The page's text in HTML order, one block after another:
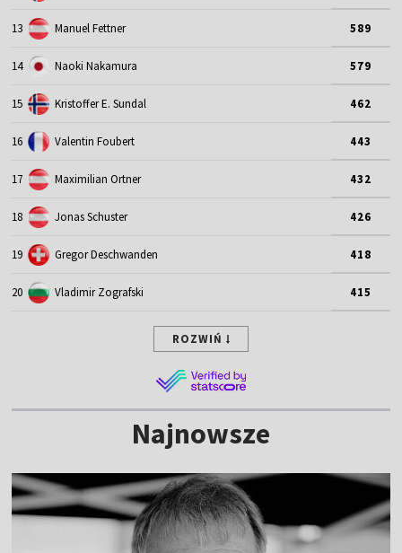
13 Manuel Fettner 589
14 Naoki Nakamura 579
15 Kristoffer E. Sundal 462
16 Valentin Foubert 443
17 Maximilian Ortner 432
18 Jonas Schuster 426
19 Gregor Deschwanden 418
20 Vladimir Zografski 415
ROZWIŃ
Najnowsze